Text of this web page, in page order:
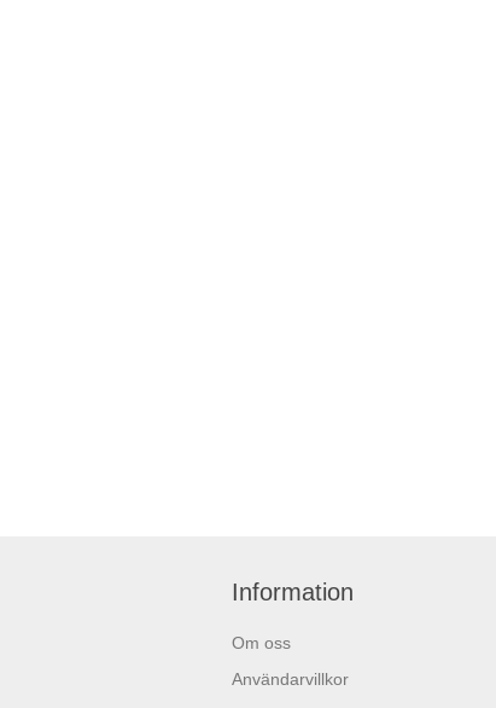
Information
Om oss
Användarvillkor